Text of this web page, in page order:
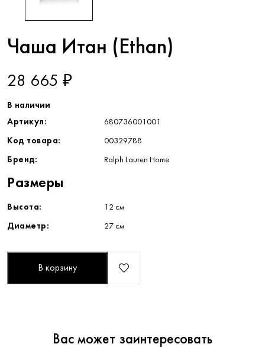
Чаша Итан (Ethan)
28 665 ₽
В наличии
Артикул:
680736001001
Код товара: 00329788
Бренд: Ralph Lauren Home
Размеры
Высота: 12 см
Диаметр: 27 см
В корзину
Вас может заинтересовать